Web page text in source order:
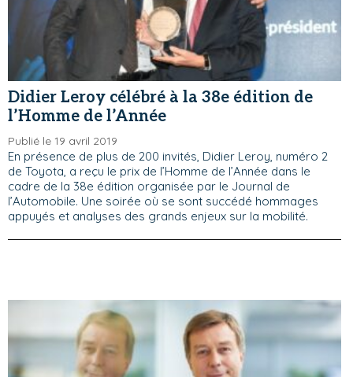
Didier Leroy célébré à la 38e édition de
l’Homme de l’Année
Publié le 19 avril 2019
En présence de plus de 200 invités, Didier Leroy, numéro 2
de Toyota, a reçu le prix de l’Homme de l’Année dans le
cadre de la 38e édition organisée par le Journal de
l’Automobile. Une soirée où se sont succédé hommages
appuyés et analyses des grands enjeux sur la mobilité.